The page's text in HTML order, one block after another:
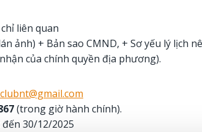
liên quan
ảnh) + Bản sao CMND, + Sơ yếu lý lịch
của chính quyền địa phương).
(trong giờ hành chính).
30/12/2025